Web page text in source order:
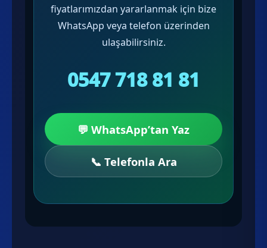
fiyatlarımızdan yararlanmak için bize
WhatsApp veya telefon üzerinden
ulaşabilirsiniz.
0547 718 81 81
💬 WhatsApp’tan Yaz
📞 Telefonla Ara